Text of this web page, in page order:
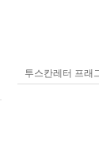
투스칸레터 프래